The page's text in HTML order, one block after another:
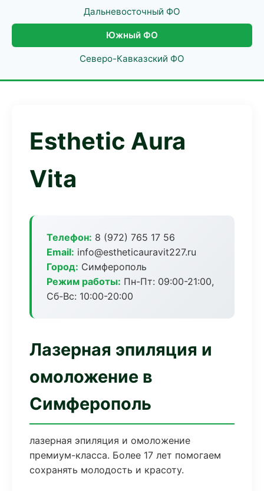
Дальневосточный ФО
Южный ФО
Северо-Кавказский ФО
Esthetic Aura
Vita
Телефон: 8 (972) 765 17 56
Email: info@estheticauravit227.ru
Город: Симферополь
Режим работы: Пн-Пт: 09:00-21:00,
Сб-Вс: 10:00-20:00
Лазерная эпиляция и
омоложение в
Симферополь
лазерная эпиляция и омоложение
премиум-класса. Более 17 лет помогаем
сохранять молодость и красоту.